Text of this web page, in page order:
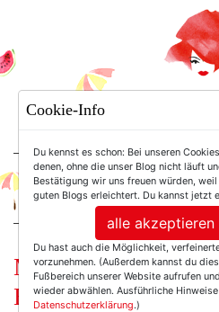
For
Mode am
Blumen!
Cookie-Info
Du kennst es schon: Bei unseren
denen, ohne die unser Blog nicht läuft
Bestätigung wir uns freuen würden,
guten Blogs erleichtert. Du kannst jetzt
alle akzeptieren
Du hast auch die Möglichkeit,
vorzunehmen. (Außerdem kannst du
Fußbereich unserer Website aufrufen
wieder abwählen. Ausführliche
Datenschutzerklärung.)